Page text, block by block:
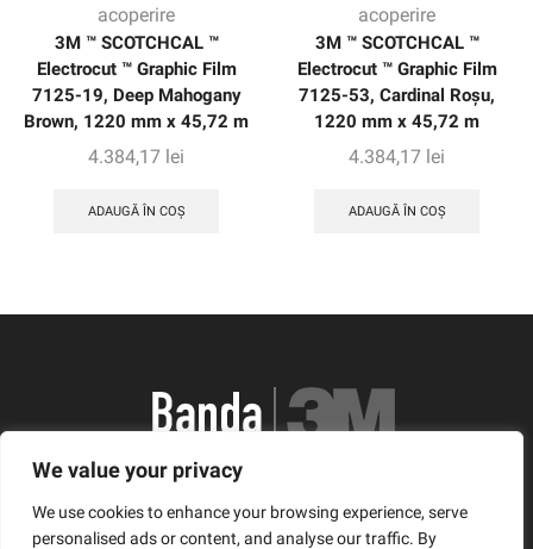
We value your privacy
We use cookies to enhance your browsing experience, serve
personalised ads or content, and analyse our traffic. By
acoperire
3M ™ SCOTCHCAL ™
Electrocut ™ Graphic Film
7125-19, Deep Mahogany
Brown, 1220 mm x 45,72 m
4.384,17 lei
ADAUGĂ ÎN COȘ
acoperire
3M ™ SCOTCHCAL ™
Electrocut ™ Graphic Film
7125-53, Cardinal Roșu,
1220 mm x 45,72 m
4.384,17 lei
ADAUGĂ ÎN COȘ
România, Arad, Calea Timisorii, Nr. 11
© Copyright 2021 | Banda3M.ro